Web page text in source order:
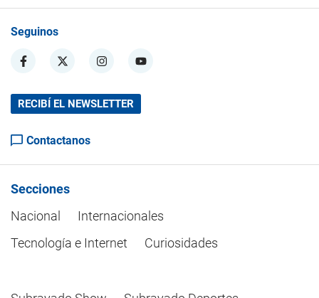
Seguinos
RECIBÍ EL NEWSLETTER
Contactanos
Secciones
Nacional
Internacionales
Tecnología e Internet
Curiosidades